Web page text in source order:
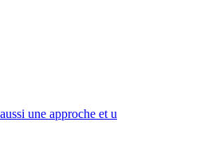
une approche et u